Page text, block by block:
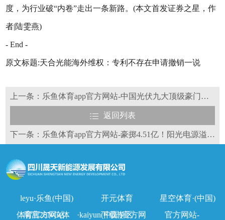
度，为行业破“内卷”走出一条新路。(本文首发证券之星，作
者|陆雯燕)
- End -
原文标题:天合光能海外维权：专利不存在申请撤销一说
上一条：乐鱼体育app官方网站-中国光伏九大顶级豪门集团！
返回列表
下一条：乐鱼体育app官方网站-豪掷4.51亿！阳光电源溢价100%拿下泰禾智能
leyu·乐鱼(中国)
体育官方网站
开元体育
·kaiyun(中国)官方网
星空体育·(中国)
官方网站-
南宫28NG(体 下载专区